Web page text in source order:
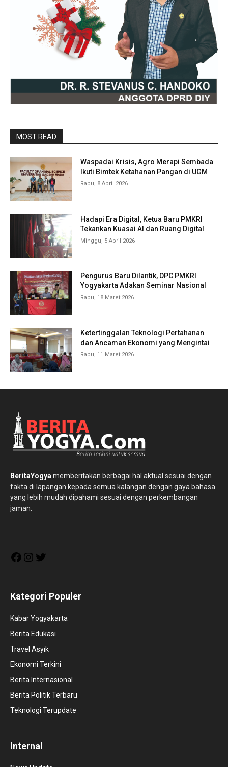
MOST READ
Waspadai Krisis, Agro Merapi Sembada
Ikuti Bimtek Ketahanan Pangan di UGM
Rabu, 8 April 2026
Hadapi Era Digital, Ketua Baru PMKRI
Tekankan Kuasai AI dan Ruang Digital
Minggu, 5 April 2026
Pengurus Baru Dilantik, DPC PMKRI
Yogyakarta Adakan Seminar Nasional
Rabu, 18 Maret 2026
Ketertinggalan Teknologi Pertahanan
dan Ancaman Ekonomi yang Mengintai
Rabu, 11 Maret 2026
BeritaYogya memberitakan berbagai hal aktual sesuai dengan
fakta di lapangan kepada semua kalangan dengan gaya bahasa
yang lebih mudah dipahami sesuai dengan perkembangan
jaman.
FacebookInstagram
Kategori Populer
Kabar Yogyakarta
Berita Edukasi
Travel Asyik
Ekonomi Terkini
Berita Internasional
Berita Politik Terbaru
Teknologi Terupdate
Internal